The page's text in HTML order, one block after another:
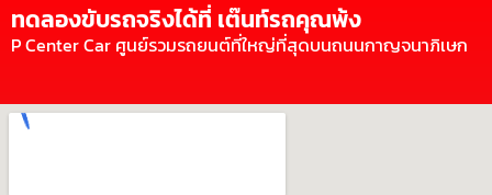
ทดลองขับรถจริงได้ที่ เต๊นท์รถคุณพ้ง
P Center Car ศูนย์รวมรถยนต์ที่ใหญ่ที่สุดบนถนนกาญจนาภิเษก